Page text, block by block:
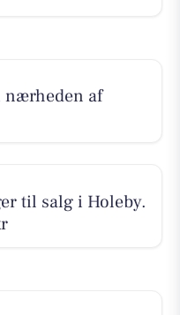
nærheden af
til salg i Holeby.